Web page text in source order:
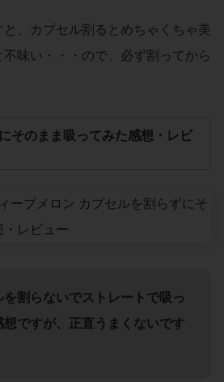
、カプセル割るとめちゃくちゃ美
味い・・・ので、必ず割ってから
そのまま吸ってみた感想・レビ
を割らないでストレートで吸っ
想ですが、正直うまくないです